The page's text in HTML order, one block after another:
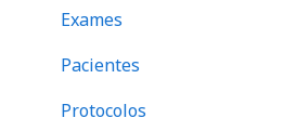
Exames
Pacientes
Protocolos